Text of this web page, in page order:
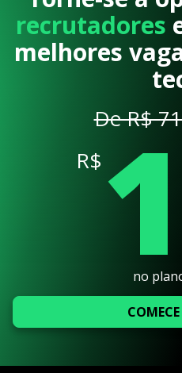
recrutadores
melhores
De R$
R$
no